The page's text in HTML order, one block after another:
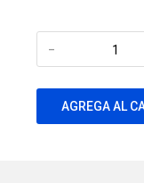
-
AGREGA AL